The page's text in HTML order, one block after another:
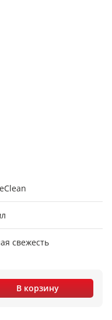
свежесть
В корзину